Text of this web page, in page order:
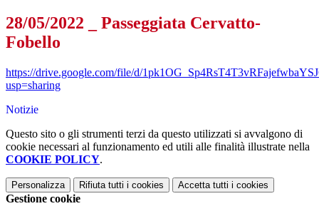
28/05/2022 _ Passeggiata Cervatto-
Fobello
https://drive.google.com/file/d/
usp=sharing
Notizie
Questo sito o gli strumenti terzi da questo utilizzati si avvalgono di
cookie necessari al funzionamento ed utili alle finalità illustrate nella
COOKIE POLICY.
Personalizza Rifiuta tutti i cookies Accetta tutti i cookies
Gestione cookie